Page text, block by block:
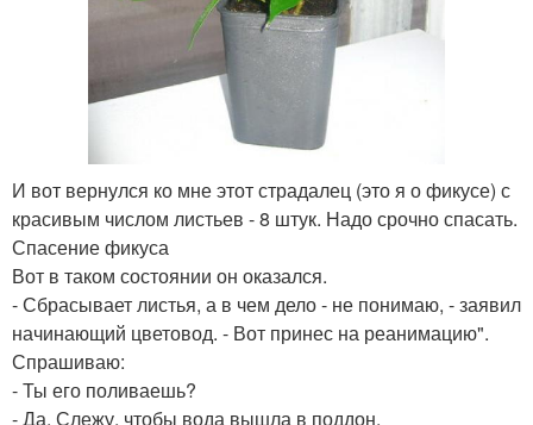
И вот вернулся ко мне этот страдалец (это я о фикусе) с
красивым числом листьев - 8 штук. Надо срочно спасать.
Спасение фикуса
Вот в таком состоянии он оказался.
- Сбрасывает листья, а в чем дело - не понимаю, - заявил
начинающий цветовод. - Вот принес на реанимацию".
Спрашиваю:
- Ты его поливаешь?
- Да. Слежу, чтобы вода вышла в поддон.